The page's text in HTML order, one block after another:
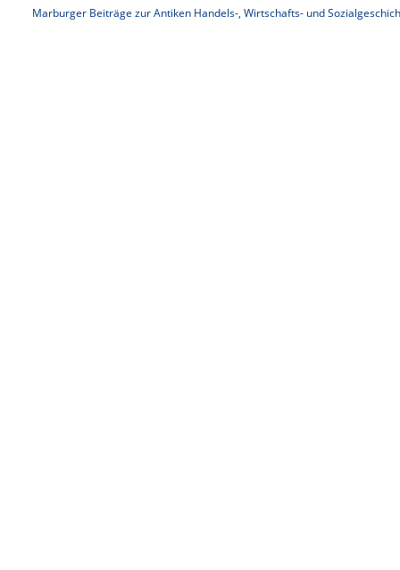
Marburger Beiträge zur Antiken Handels-, Wirtschafts- und